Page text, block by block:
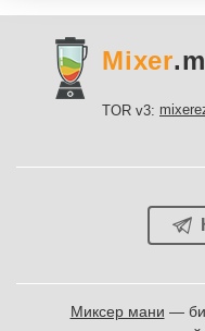
Mixer
TOR v3:
Миксер мани —